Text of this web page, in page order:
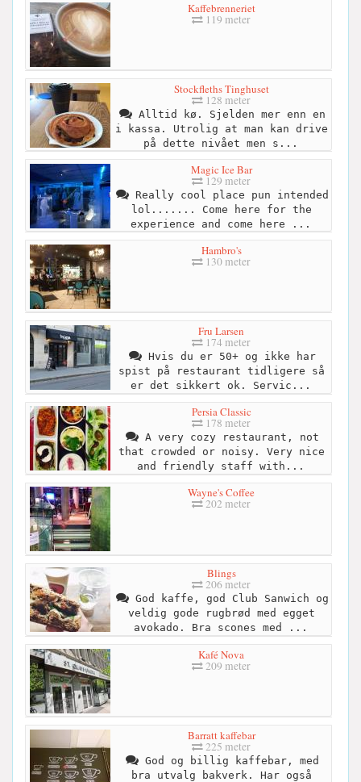
Kaffebrenneriet
119 meter
Stockfleths Tinghuset
128 meter
Alltid kø. Sjelden mer enn en
i kassa. Utrolig at man kan drive
på dette nivået men s...
Magic Ice Bar
129 meter
Really cool place pun intended
lol....... Come here for the
experience and come here ...
Hambro's
130 meter
Fru Larsen
174 meter
Hvis du er 50+ og ikke har
spist på restaurant tidligere så
er det sikkert ok. Servic...
Persia Classic
178 meter
A very cozy restaurant, not
that crowded or noisy. Very nice
and friendly staff with...
Wayne's Coffee
202 meter
Blings
206 meter
God kaffe, god Club Sanwich og
veldig gode rugbrød med egget
avokado. Bra scones med ...
Kafé Nova
209 meter
Barratt kaffebar
225 meter
God og billig kaffebar, med
bra utvalg bakverk. Har også